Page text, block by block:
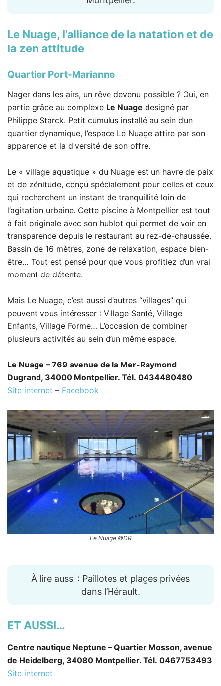
Le Nuage, l’alliance de la natation et de
la zen attitude
Quartier Port-Marianne
Nager dans les airs, un rêve devenu possible ? Oui, en
partie grâce au complexe Le Nuage designé par
Philippe Starck. Petit cumulus installé au sein d’un
quartier dynamique, l’espace Le Nuage attire par son
apparence et la diversité de son offre.
Le « village aquatique » du Nuage est un havre de paix
et de zénitude, conçu spécialement pour celles et ceux
qui recherchent un instant de tranquillité loin de
l’agitation urbaine. Cette piscine à Montpellier est tout
à fait originale avec son hublot qui permet de voir en
transparence depuis le restaurant au rez-de-chaussée.
Bassin de 16 mètres, zone de relaxation, espace bien-
être… Tout est pensé pour que vous profitiez d’un vrai
moment de détente.
Mais Le Nuage, c’est aussi d’autres “villages” qui
peuvent vous intéresser : Village Santé, Village
Enfants, Village Forme… L’occasion de combiner
plusieurs activités au sein d’un même espace.
Le Nuage – 769 avenue de la Mer-Raymond
Dugrand, 34000 Montpellier. Tél. 0434480480
Site internet – Facebook
Le Nuage ©DR
À lire aussi : Paillotes et plages privées
dans l’Hérault.
ET AUSSI…
Centre nautique Neptune – Quartier Mosson, avenue
de Heidelberg, 34080 Montpellier. Tél. 0467753493
Site internet